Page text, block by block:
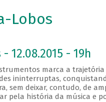
Lobos
12.08.2015 - 19h
marca a
ininterruptas,
sem deixar, contudo, de
pela história da música e